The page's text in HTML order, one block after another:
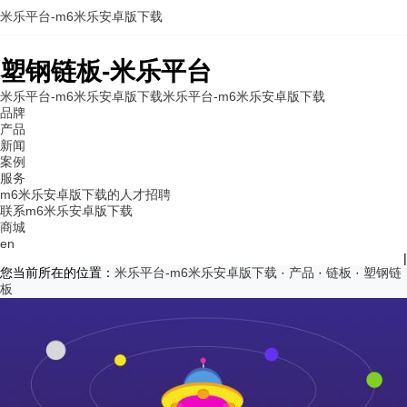
塑钢链板-米乐平台
米乐平台-m6米乐安卓版下载米乐平台-m6米乐安卓版下载
品牌
产品
新闻
案例
服务
m6米乐安卓版下载的人才招聘
联系m6米乐安卓版下载
商城
en
|
米乐平台-m6米乐安卓版下载
您当前所在的位置： 米乐平台-m6米乐安卓版下载 · 产品 · 链板 · 塑钢链
板